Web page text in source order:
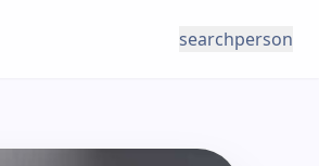
searchperson